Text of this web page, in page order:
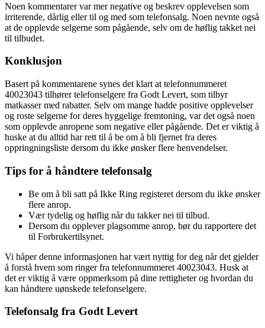
Noen kommentarer var mer negative og beskrev opplevelsen som
irriterende, dårlig eller til og med som telefonsalg. Noen nevnte også
at de opplevde selgerne som pågående, selv om de høflig takket nei
til tilbudet.
Konklusjon
Basert på kommentarene synes det klart at telefonnummeret
40023043 tilhører telefonselgere fra Godt Levert, som tilbyr
matkasser med rabatter. Selv om mange hadde positive opplevelser
og roste selgerne for deres hyggelige fremtoning, var det også noen
som opplevde anropene som negative eller pågående. Det er viktig å
huske at du alltid har rett til å be om å bli fjernet fra deres
oppringningsliste dersom du ikke ønsker flere henvendelser.
Tips for å håndtere telefonsalg
Be om å bli satt på Ikke Ring registeret dersom du ikke ønsker
flere anrop.
Vær tydelig og høflig når du takker nei til tilbud.
Dersom du opplever plagsomme anrop, bør du rapportere det
til Forbrukertilsynet.
Vi håper denne informasjonen har vært nyttig for deg når det gjelder
å forstå hvem som ringer fra telefonnummeret 40023043. Husk at
det er viktig å være oppmerksom på dine rettigheter og hvordan du
kan håndtere uønskede telefonselgere.
Telefonsalg fra Godt Levert